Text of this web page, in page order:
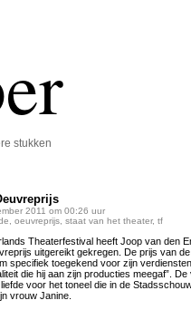
stukken
2011 om 00:26 uur
oeuvreprijs staat van het theater, tf
Theaterfestival heeft Joop van den
uitgereikt gekregen. De prijs van
specifiek toegekend voor zijn
die hij aan zijn producties meegaf”.
voor het toneel die in de
vrouw Janine.